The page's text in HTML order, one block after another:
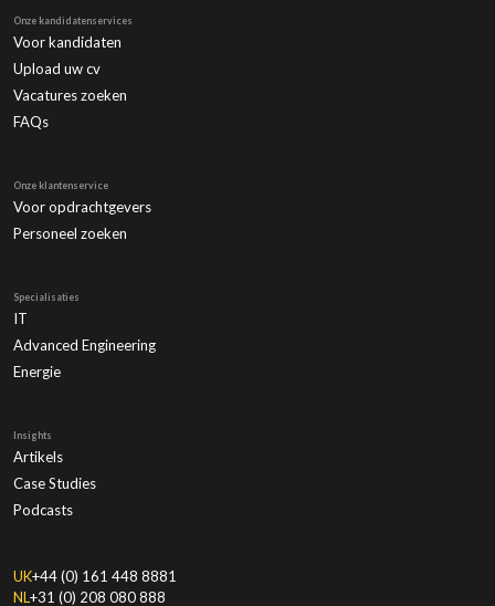
Onze kandidatenservices
Voor kandidaten
Upload uw cv
Vacatures zoeken
FAQs
Onze klantenservice
Voor opdrachtgevers
Personeel zoeken
Specialisaties
IT
Advanced Engineering
Energie
Insights
Artikels
Case Studies
Podcasts
UK+44 (0) 161 448 8881
NL+31 (0) 208 080 888